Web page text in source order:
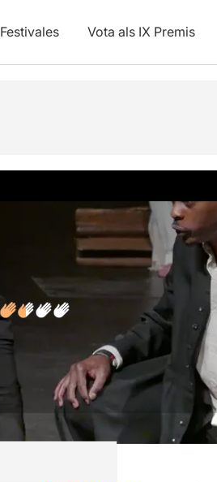
Festivales Vota als IX Premis